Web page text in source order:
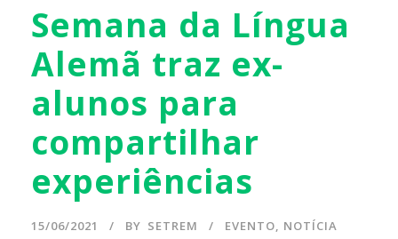
Semana da Língua
Alemã traz ex-
alunos para
compartilhar
experiências
15/06/2021 BY SETREM EVENTO, NOTÍCIA